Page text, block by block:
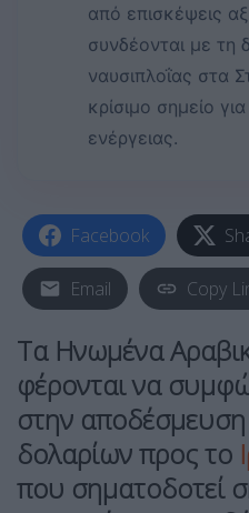
από επισκέψεις
συνδέονται με τη
ναυσιπλοΐας στα
κρίσιμο σημείο
ενέργειας.
Facebook
Email Copy
Τα Ηνωμένα
φέρονται να
στην
δολαρίων προς το
που σηματοδοτεί